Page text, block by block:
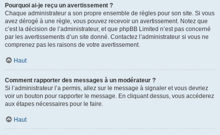
Pourquoi ai-je reçu un avertissement ?
Chaque administrateur a son propre ensemble de règles pour son site. Si vous
avez dérogé à une règle, vous pouvez recevoir un avertissement. Notez que
c’est la décision de l’administrateur, et que phpBB Limited n’est pas concerné
par les avertissements d’un site donné. Contactez l’administrateur si vous ne
comprenez pas les raisons de votre avertissement.
Haut
Comment rapporter des messages à un modérateur ?
Si l’administrateur l’a permis, allez sur le message à signaler et vous devriez
voir un bouton pour rapporter le message. En cliquant dessus, vous accéderez
aux étapes nécessaires pour le faire.
Haut